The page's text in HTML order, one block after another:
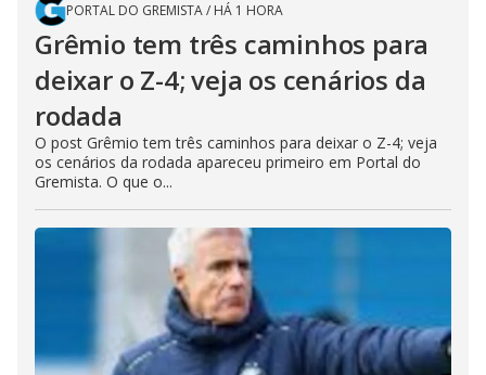
PORTAL DO GREMISTA/ HÁ 1 HORA
Grêmio tem três caminhos para
deixar o Z-4; veja os cenários da
rodada
O post Grêmio tem três caminhos para deixar o Z-4; veja
os cenários da rodada apareceu primeiro em Portal do
Gremista. O que o...